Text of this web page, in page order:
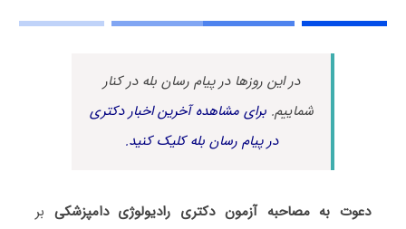
در این روزها در پیام رسان بله در کنار
شماییم.برای مشاهده آخرین اخبار دکتری
در پیام رسان بله کلیک کنید.
دعوت به مصاحبه آزمون دکتری رادیولوژی دامپزشکی بر